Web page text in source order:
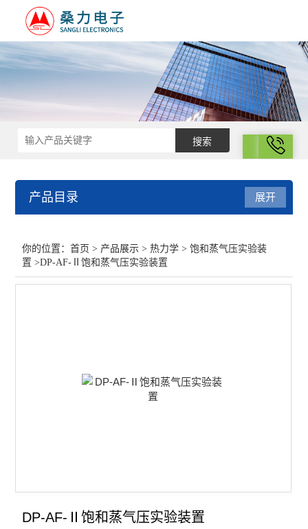
拨号
产品目录
差示扫描量热仪
双液系沸点测定仪
展开
你的位置：首页 > 产品展示 >热力学 >饱和蒸气压实验装
置 >DP-AF-Ⅱ饱和蒸气压实验装置
DP-AF-Ⅱ饱和蒸气压实验装置